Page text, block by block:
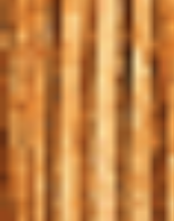
HOME BLOG |